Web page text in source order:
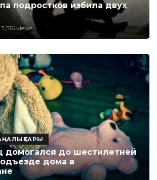
подростков избила двух
3,516 views
домогался до шестилетней
дома в